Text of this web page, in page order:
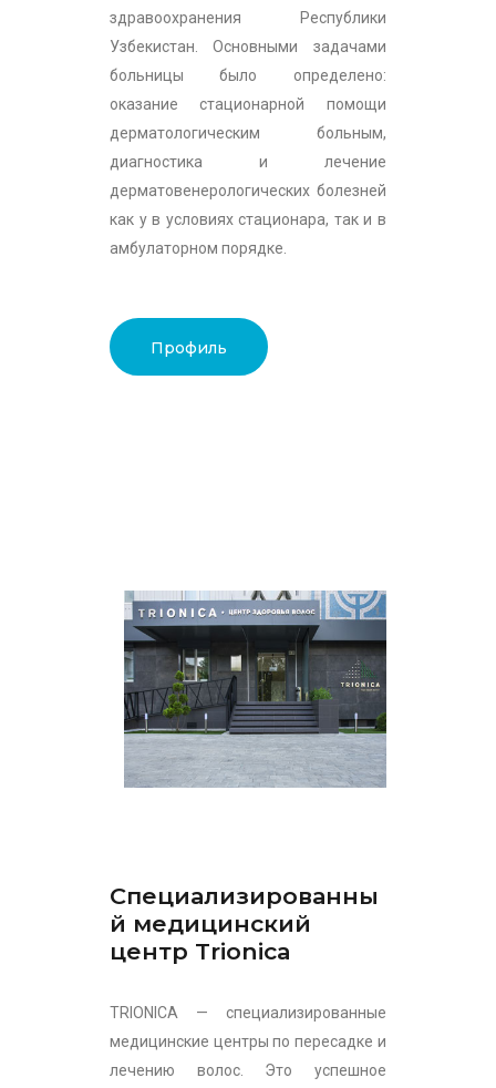
здравоохранения Республики
Узбекистан. Основными задачами
больницы было определено:
оказание стационарной помощи
дерматологическим больным,
диагностика и лечение
дерматовенерологических болезней
как у в условиях стационара, так и в
амбулаторном порядке.
Профиль
Специализированны
й медицинский
центр Trionica
TRIONICA — специализированные
медицинские центры по пересадке и
лечению волос. Это успешное